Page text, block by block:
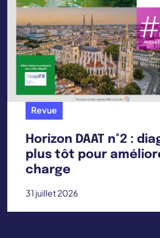
Revue
Horizon DAAT n°2 :
plus tôt pour
charge
31 juillet 2026